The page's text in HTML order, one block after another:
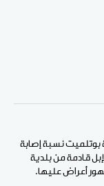
نسبة إصابة
قادمة من بلدية
أعراض عليها.